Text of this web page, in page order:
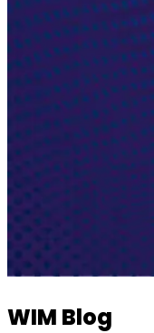
WIM Blog